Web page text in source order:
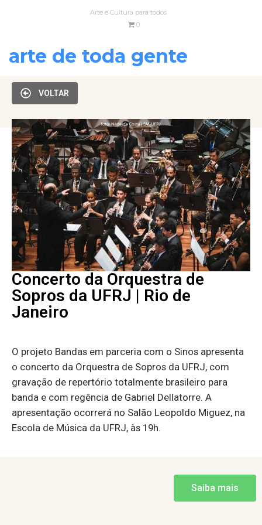
Arte e Cultura para todos
0
arte de toda gente
VOLTAR
Concerto da Orquestra de
Sopros da UFRJ | Rio de
Janeiro
O projeto Bandas em parceria com o Sinos apresenta
o concerto da Orquestra de Sopros da UFRJ, com
gravação de repertório totalmente brasileiro para
banda e com regência de Gabriel Dellatorre. A
apresentação ocorrerá no Salão Leopoldo Miguez, na
Escola de Música da UFRJ, às 19h.
Saiba mais